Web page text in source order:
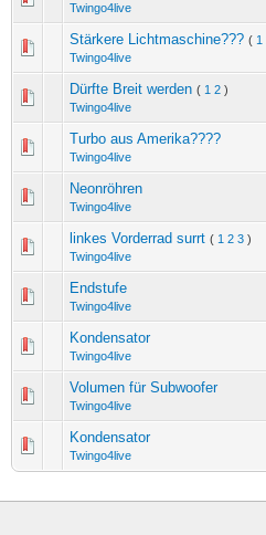
Twingo4live
Stärkere Lichtmaschine??? ( 1
Twingo4live
Dürfte Breit werden ( 1 2 )
Twingo4live
Turbo aus Amerika????
Twingo4live
Neonröhren
Twingo4live
linkes Vorderrad surrt ( 1 2 3 )
Twingo4live
Endstufe
Twingo4live
Kondensator
Twingo4live
Volumen für Subwoofer
Twingo4live
Kondensator
Twingo4live